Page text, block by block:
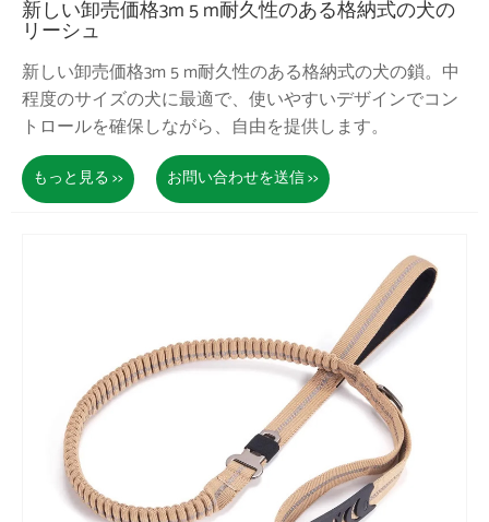
新しい卸売価格3m 5 m耐久性のある格納式の犬の
リーシュ
新しい卸売価格3m 5 m耐久性のある格納式の犬の鎖。中
程度のサイズの犬に最適で、使いやすいデザインでコン
トロールを確保しながら、自由を提供します。
もっと見る >> お問い合わせを送信 >>